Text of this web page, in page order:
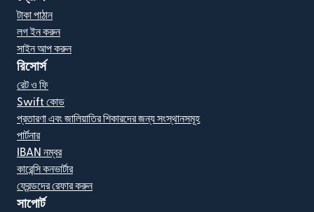
টাকা পাঠান
লগ ইন করুন
সাইন আপ করুন
রিসোর্স
রেট ও ফি
Swift কোড
প্রতারণা এবং জালিয়াতির শিকারদের জন্য সংস্থানসমূহ
পার্টনার
IBAN নম্বর
কারেন্সি কনভার্টার
ফ্রেন্ডদের রেফার করুন
সাপোর্ট